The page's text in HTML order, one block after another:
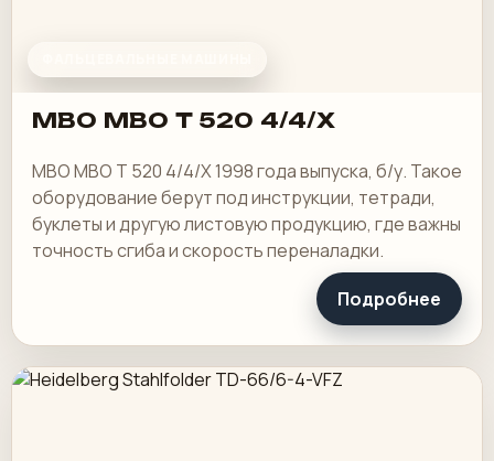
MBO MBO T 520 4/4/X
MBO MBO T 520 4/4/X 1998 года выпуска, б/у. Такое
оборудование берут под инструкции, тетради,
буклеты и другую листовую продукцию, где важны
точность сгиба и скорость переналадки.
Подробнее